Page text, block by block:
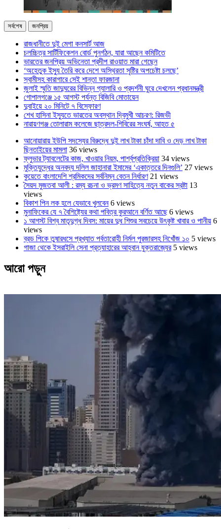
সর্বশেষ জনপ্রিয়
রাজধানীতে দুই মেগা কনসার্ট আজ
চলচ্চিত্র সার্টিফিকেশন বোর্ড পুনর্গঠন, যারা আছেন কমিটিতে
ভারতের জনপ্রিয় অভিনেতা প্রদীপ রাওয়াত মারা গেছেন
‘অহেতুক ইস্যু তৈরি করে দেশে অস্থিরতা সৃষ্টির অপচেষ্টা চলছে’
স্বামীসহ কারাগারে সেই শান্তা ফারজানা
জুলাই স্মৃতি জাদুঘরের বিভিন্ন গ্যালারি ও প্রদর্শনী ঘুরে দেখলেন প্রধানমন্ত্রী
গোপালগঞ্জে ১৫ আগস্ট পর্যন্ত বিজিবি মোতায়েন
দুবাইয়ে ২০ মিনিটে ৭ বিস্ফোরণ
শেখ হাসিনা ইস্যুতে ভারতের অবস্থান দ্বিমুখী আচরণ: রিজভী
নারায়ণগঞ্জ তোলারাম কলেজে ছাত্রদল-শিবিরের সংঘর্ষ, আহত ৫
আনোয়ারায় ইউপি সদস্যের বিরুদ্ধে দুই লাখ টাকা চাঁদা দাবি ও দেড় লাখ টাকা
ছিনতাইয়ের মামলা 36 views
ফ্লুভার ট্যাবলেটের কাজ, খাওয়ার নিয়ম, পার্শ্বপ্রতিক্রিয়া 34 views
মুক্তিযুদ্ধের অনবদ্য দলিল জাহানারা ইমামের ‘একাত্তরে দিনগুলি’ 27 views
কুয়েতে বাংলাদেশি শ্রমিকদের সর্বনিম্ন বেতন নির্ধারণ 21 views
সৈয়দ মুজতবা আলী : রম্য রচনা ও ভ্রমণ সাহিত্যে নতুন বাকের স্রষ্টা 13
views
বিকাশ পিন লক হলে যেভাবে খুলবেন 6 views
মুনাফিকের যে ৭ বৈশিষ্ট্যের কথা পবিত্র কুরআনে বর্ণিত আছে 6 views
১ আগস্ট বিশ্ব মাতৃদুগ্ধ দিবস: মায়ের দুধ শিশুর সবচেয়ে উৎকৃষ্ট খাবার ও পানীয় 6
views
ব্রড পিকে তুষারধসে প্রখ্যাত পর্বতারোহী নির্মল ‍পুরজারসহ নিখোঁজ ১০ 5 views
গাজা থেকে ইসরাইলি সেনা প্রত্যাহারের আহ্বান যুক্তরাজ্যের 5 views
আরো পড়ুন